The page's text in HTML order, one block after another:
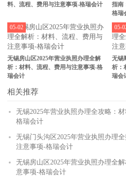
料、流程、费用与注意事项-格瑞会计
指南
格瑞
无锡房山区2025年营业执照办理全解
析：材料、流程、费用与注意事项-格
瑞会计
05-02
无锡
析：
瑞会
05-
相关推荐
无锡2025年营业执照办理全攻略：
格瑞会计
无锡门头沟区2025年营业执照办理
注意事项-格瑞会计
无锡房山区2025年营业执照办理全
意事项-格瑞会计